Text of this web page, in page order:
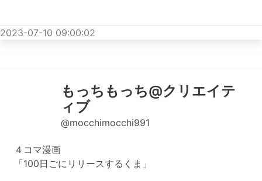
2023-07-10 09:00:02
もっちもっち@クリエイテ
ィブ
@mocchimocchi991
４コマ漫画
「100日ごにリリースするくま」